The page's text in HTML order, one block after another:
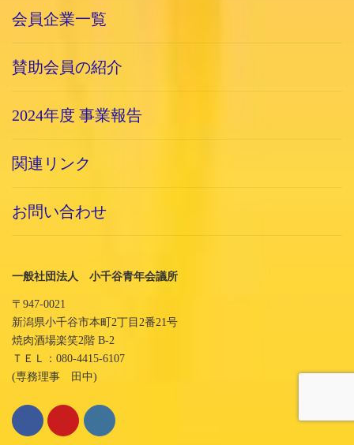
会員企業一覧
賛助会員の紹介
2024年度 事業報告
関連リンク
お問い合わせ
一般社団法人 小千谷青年会議所
〒947-0021
新潟県小千谷市本町2丁目2番21号
焼肉酒場楽笑2階 B-2
ＴＥＬ：080-4415-6107
(専務理事 田中)